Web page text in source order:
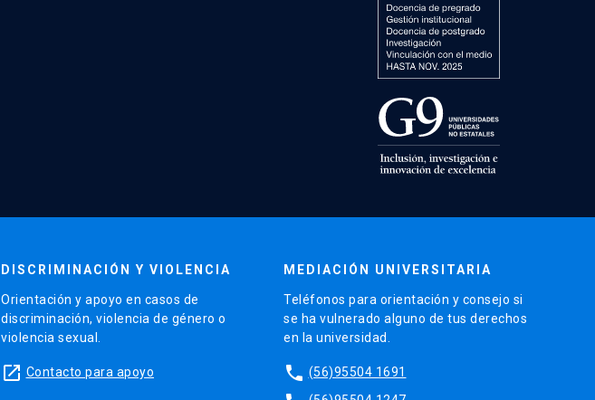
DISCRIMINACIÓN Y VIOLENCIA
Orientación y apoyo en casos de
discriminación, violencia de género o
violencia sexual.
launch Contacto para apoyo
MEDIACIÓN UNIVERSITARIA
Teléfonos para orientación y consejo si
se ha vulnerado alguno de tus derechos
en la universidad.
phone (56)95504 1691